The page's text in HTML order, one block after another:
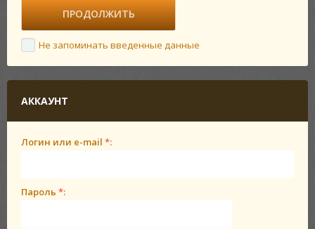
Не запоминать введенные данные
АККАУНТ
Логин или e-mail *:
Пароль *: